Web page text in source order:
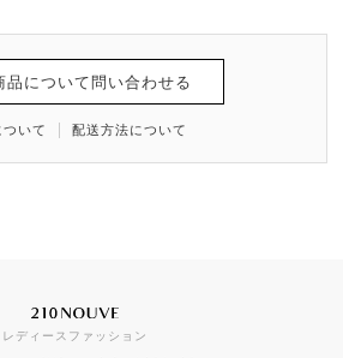
品について問い合わせる
ついて 配送方法について
レディースファッション